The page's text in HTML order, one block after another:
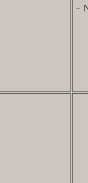
-